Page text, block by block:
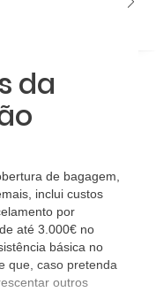
da
de bagagem,
inclui custos
por
até 3.000€ no
básica no
que, caso pretenda
outros